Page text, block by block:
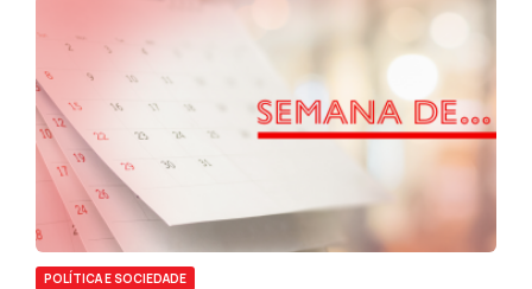
POLÍTICA E SOCIEDADE